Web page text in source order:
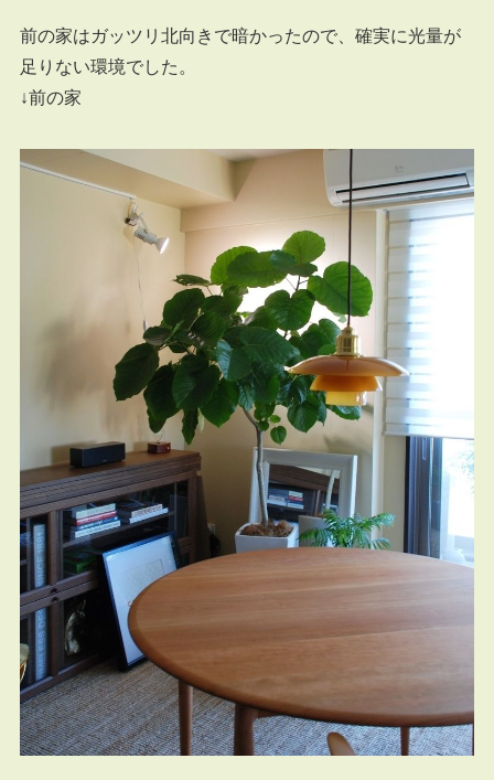
前の家はガッツリ北向きで暗かったので、確実に光量が
足りない環境でした。
↓前の家